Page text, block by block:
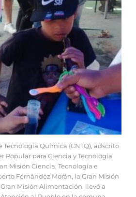
Tecnología Química (CNTQ), adscrito
Popular para Ciencia y Tecnología
Misión Ciencia, Tecnología e
Fernández Morán, la Gran Misión
Misión Alimentación, llevó a